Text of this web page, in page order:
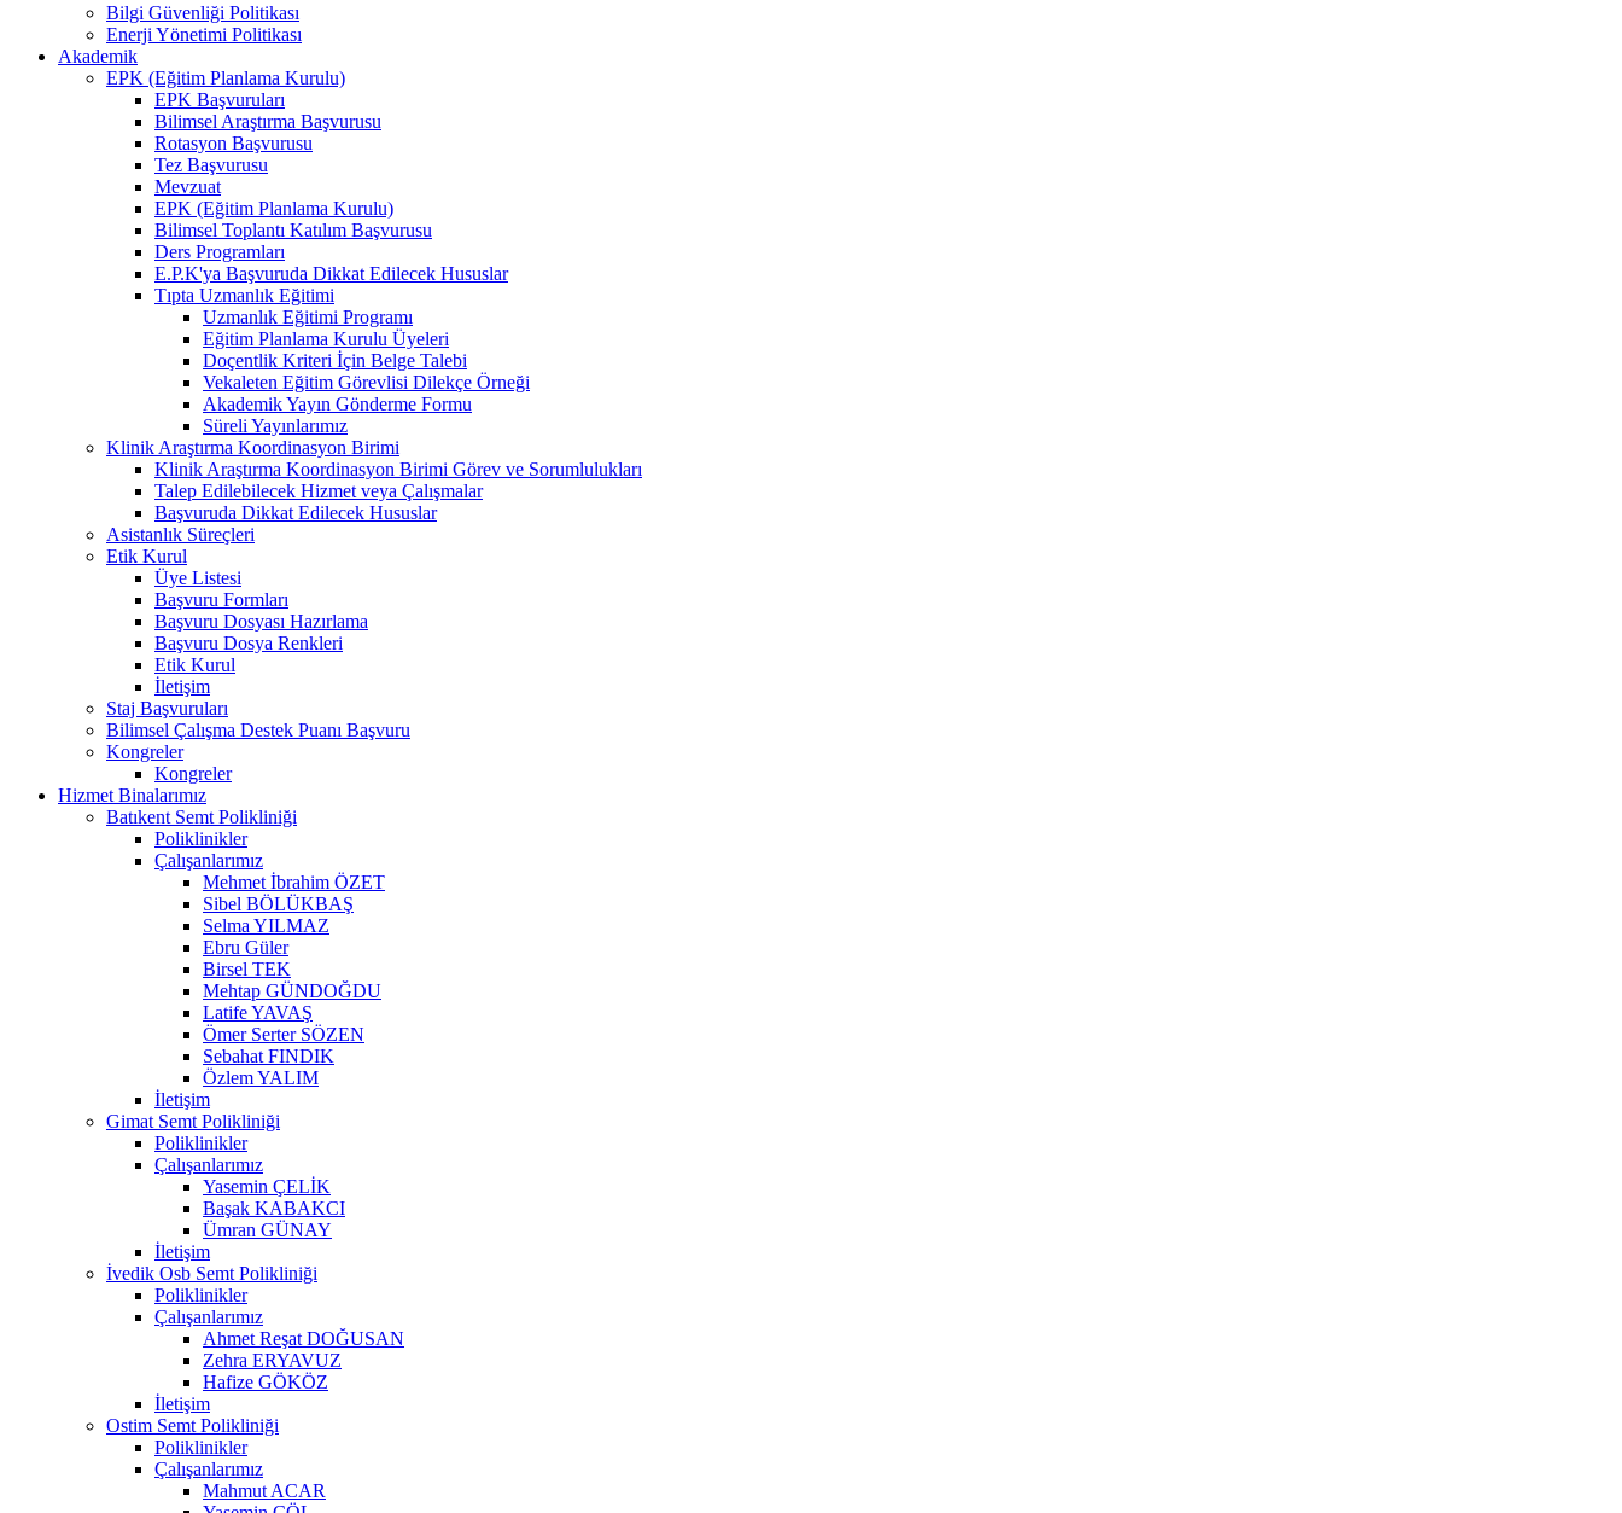
Bilgi Güvenliği Politikası
Enerji Yönetimi Politikası
Akademik
EPK (Eğitim Planlama Kurulu)
EPK Başvuruları
Bilimsel Araştırma Başvurusu
Rotasyon Başvurusu
Tez Başvurusu
Mevzuat
EPK (Eğitim Planlama Kurulu)
Bilimsel Toplantı Katılım Başvurusu
Ders Programları
E.P.K'ya Başvuruda Dikkat Edilecek Hususlar
Tıpta Uzmanlık Eğitimi
Uzmanlık Eğitimi Programı
Eğitim Planlama Kurulu Üyeleri
Doçentlik Kriteri İçin Belge Talebi
Vekaleten Eğitim Görevlisi Dilekçe Örneği
Akademik Yayın Gönderme Formu
Süreli Yayınlarımız
Klinik Araştırma Koordinasyon Birimi
Klinik Araştırma Koordinasyon Birimi Görev ve Sorumlulukları
Talep Edilebilecek Hizmet veya Çalışmalar
Başvuruda Dikkat Edilecek Hususlar
Asistanlık Süreçleri
Etik Kurul
Üye Listesi
Başvuru Formları
Başvuru Dosyası Hazırlama
Başvuru Dosya Renkleri
Etik Kurul
İletişim
Staj Başvuruları
Bilimsel Çalışma Destek Puanı Başvuru
Kongreler
Kongreler
Hizmet Binalarımız
Batıkent Semt Polikliniği
Poliklinikler
Çalışanlarımız
Mehmet İbrahim ÖZET
Sibel BÖLÜKBAŞ
Selma YILMAZ
Ebru Güler
Birsel TEK
Mehtap GÜNDOĞDU
Latife YAVAŞ
Ömer Serter SÖZEN
Sebahat FINDIK
Özlem YALIM
İletişim
Gimat Semt Polikliniği
Poliklinikler
Çalışanlarımız
Yasemin ÇELİK
Başak KABAKCI
Ümran GÜNAY
İletişim
İvedik Osb Semt Polikliniği
Poliklinikler
Çalışanlarımız
Ahmet Reşat DOĞUSAN
Zehra ERYAVUZ
Hafize GÖKÖZ
İletişim
Ostim Semt Polikliniği
Poliklinikler
Çalışanlarımız
Mahmut ACAR